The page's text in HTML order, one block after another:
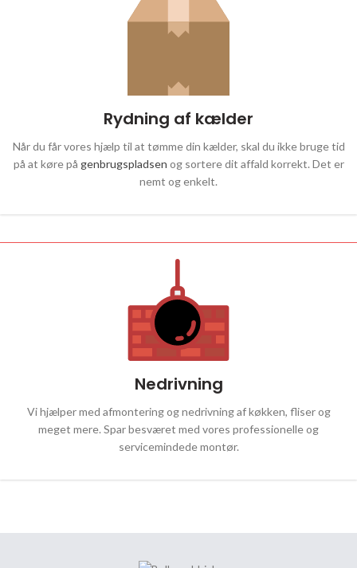
Rydning af kælder
Når du får vores hjælp til at tømme din kælder, skal du ikke bruge tid
på at køre på genbrugspladsen og sortere dit affald korrekt. Det er
nemt og enkelt.
Nedrivning
Vi hjælper med afmontering og nedrivning af køkken, fliser og
meget mere. Spar besværet med vores professionelle og
servicemindede montør.